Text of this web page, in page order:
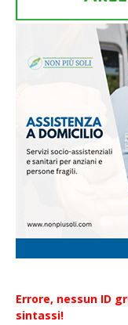
Errore, nessun ID
sintassi!